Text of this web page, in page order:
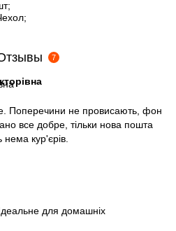
7
Поперечини не провисають, фон
все добре, тільки нова пошта
кур'єрів.
для домашніх